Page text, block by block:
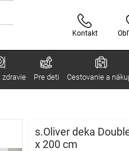
Kontakt
zdravie Pre deti Cestovanie a
s.Oliver deka
x 200 cm